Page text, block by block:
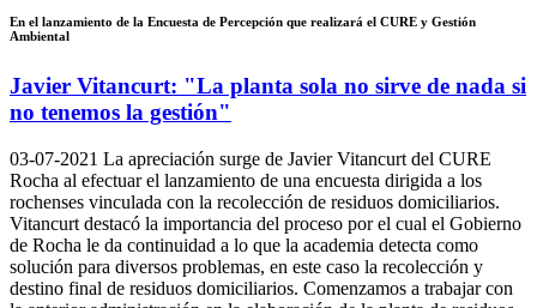
En el lanzamiento de la Encuesta de Percepción que realizará el CURE y Gestión
Ambiental
Javier Vitancurt: "La planta sola no sirve de nada si
no tenemos la gestión"
03-07-2021 La apreciación surge de Javier Vitancurt del CURE
Rocha al efectuar el lanzamiento de una encuesta dirigida a los
rochenses vinculada con la recolección de residuos domiciliarios.
Vitancurt destacó la importancia del proceso por el cual el Gobierno
de Rocha le da continuidad a lo que la academia detecta como
solución para diversos problemas, en este caso la recolección y
destino final de residuos domiciliarios. Comenzamos a trabajar con